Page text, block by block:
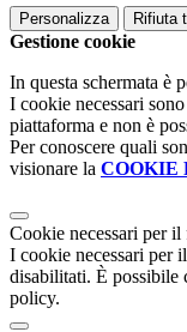
Personalizza Rifiuta
Gestione cookie
In questa schermata è
I cookie necessari
piattaforma e non è
Per conoscere quali
visionare la COOKIE
Cookie necessari per
I cookie necessari per
disabilitati. È possibile
policy.